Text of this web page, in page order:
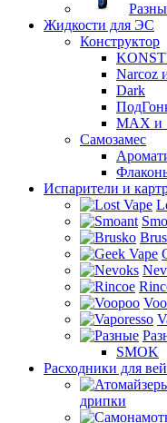
Жидкости для ЭС
Конструктор
Narcoz
Dark
MAX и
Самозамес
Испарители и
SMOK
Расходники для
дрипки